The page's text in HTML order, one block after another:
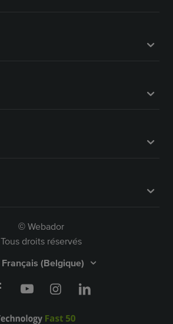
© Webador
Tous droits réservés
Français (Belgique)